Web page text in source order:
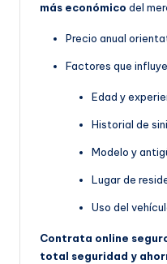
más económico del
Precio anual
Factores que
Edad y
Historial de
Modelo y
Lugar de
Uso del
Contrata online
total seguridad y